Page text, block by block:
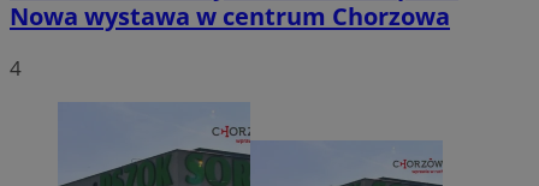
Nowa wystawa w centrum Chorzowa
4